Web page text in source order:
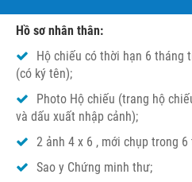
Hồ sơ nhân thân:
Hộ chiếu có thời hạn 6 tháng
(có ký tên);
Photo Hộ chiếu (trang hộ
và dấu xuất nhập cảnh);
2 ảnh 4 x 6 , mới chụp trong
Sao y Chứng minh thư;